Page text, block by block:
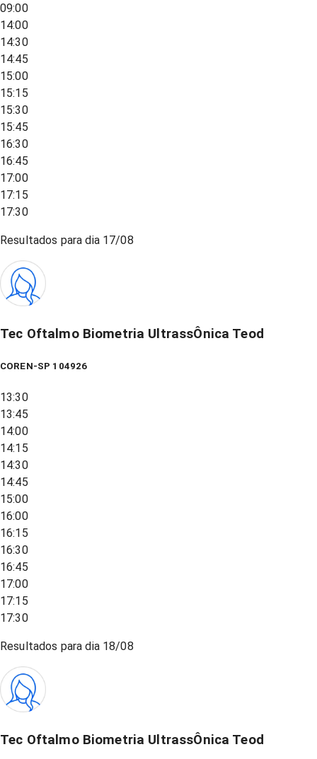
09:00
14:00
14:30
14:45
15:00
15:15
15:30
15:45
16:30
16:45
17:00
17:15
17:30
Resultados para dia 17/08
Tec Oftalmo Biometria UltrassÔnica Teod
COREN-SP 104926
13:30
13:45
14:00
14:15
14:30
14:45
15:00
16:00
16:15
16:30
16:45
17:00
17:15
17:30
Resultados para dia 18/08
Tec Oftalmo Biometria UltrassÔnica Teod